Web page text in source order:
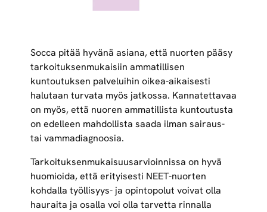
Socca pitää hyvänä asiana, että nuorten pääsy
tarkoituksenmukaisiin ammatillisen
kuntoutuksen palveluihin oikea-aikaisesti
halutaan turvata myös jatkossa. Kannatettavaa
on myös, että nuoren ammatillista kuntoutusta
on edelleen mahdollista saada ilman sairaus-
tai vammadiagnoosia.
Tarkoituksenmukaisuusarvioinnissa on hyvä
huomioida, että erityisesti NEET-nuorten
kohdalla työllisyys- ja opintopolut voivat olla
hauraita ja osalla voi olla tarvetta rinnalla